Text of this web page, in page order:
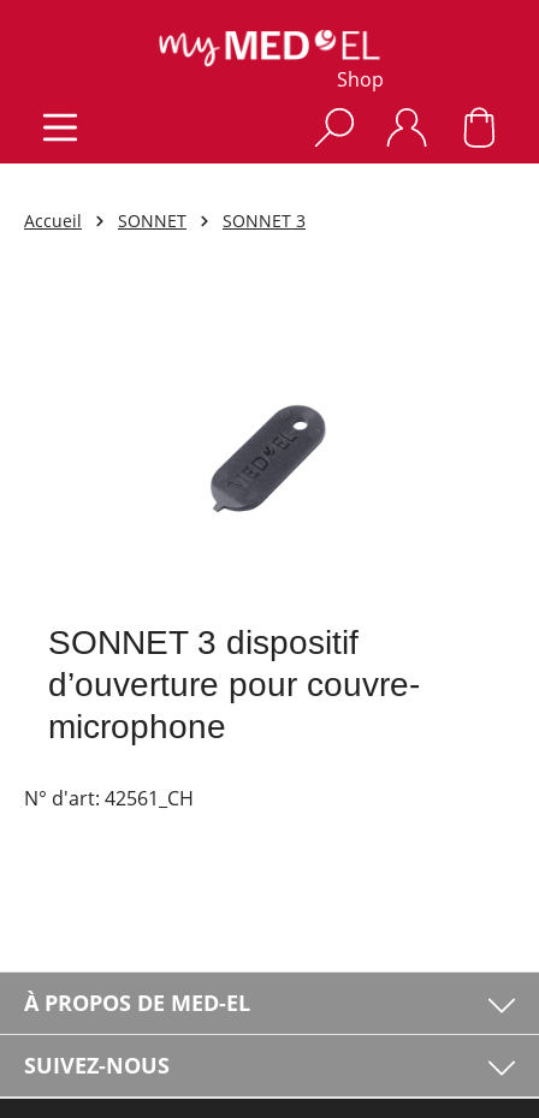
Shop
Accueil SONNET SONNET 3
SONNET 3 dispositif
d’ouverture pour couvre-
microphone
N° d'art: 42561_CH
À PROPOS DE MED-EL
SUIVEZ-NOUS